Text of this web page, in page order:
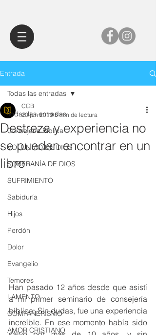
Entrada
Todas las entradas
Consejería Bíblica
VOLUNTAD DE DIOS
SOBERANÍA DE DIOS
SUFRIMIENTO
Sabiduría
Hijos
Perdón
Dolor
Evangelio
Temores
LAMENTO
COMPAÑERISMO
AMOR CRISTIANO
Todas las entradas
Destreza y experiencia no
se pueden encontrar en un
libro
CCB
20 jun 2019 5 min de lectura
Han pasado 12 años desde que asistí
a mi primer seminario de consejería
bíblica. Sin dudas, fue una experiencia
increíble. En ese momento había sido